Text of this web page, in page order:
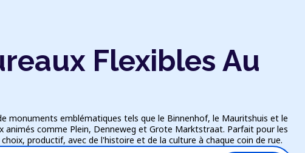
Flexibles Au
monuments emblématiques tels que le Binnenhof, le Mauritshuis et le
animés comme Plein, Denneweg et Grote Marktstraat. Parfait pour les
productif, avec de l'histoire et de la culture à chaque coin de rue.